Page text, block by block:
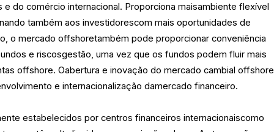
do comércio internacional. Proporciona maisambiente flexível
também aos investidorescom mais oportunidades de
o mercado offshoretambém pode proporcionar conveniência
e riscosgestão, uma vez que os fundos podem fluir mais
offshore. Oabertura e inovação do mercado cambial offshore
e internacionalização damercado financeiro.
estabelecidos por centros financeiros internacionaiscomo